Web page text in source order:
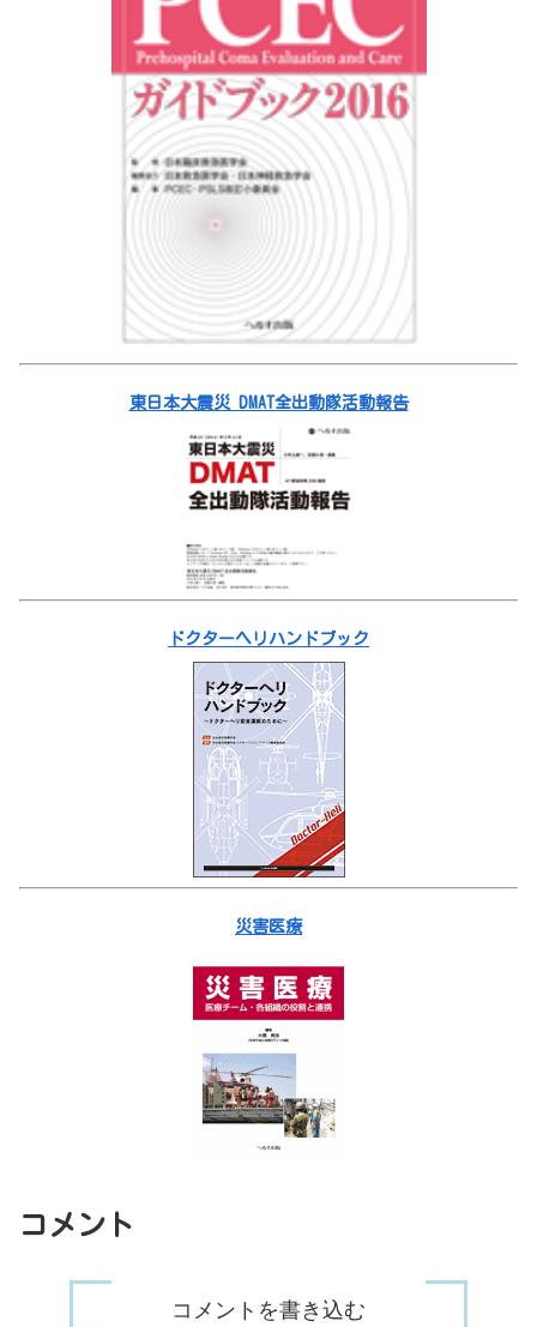
東日本大震災 DMAT全出動隊活動報告
ドクターヘリハンドブック
災害医療
コメント
コメントを書き込む